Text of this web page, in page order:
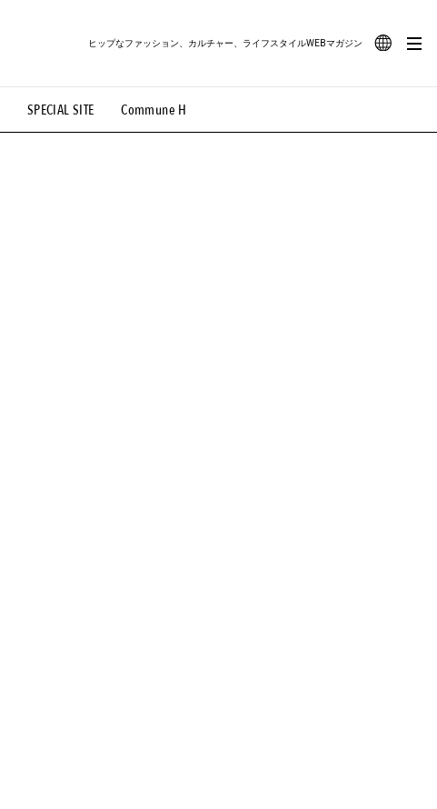
SPECIAL SITE Commune H
ヒップなファッション、カルチャー、ライフスタイルWEBマガジン
#路地裏てぃーん。 #MONTHLY JOURNAL
#MOVIE #LIFESTYLE #SNEAKER #OUTDOOR